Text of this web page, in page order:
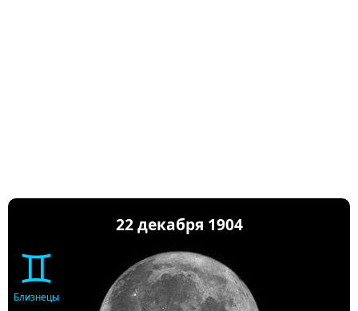
22 декабря 1904
♊
Близнецы